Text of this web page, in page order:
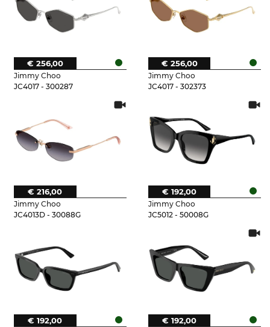
Jimmy Choo
JC4017 - 300287
€ 256,00
Jimmy Choo
JC4017 - 302373
€ 256,00
Jimmy Choo
JC4013D - 30088G
€ 216,00
Jimmy Choo
JC5012 - 50008G
€ 192,00
€ 192,00 € 192,00